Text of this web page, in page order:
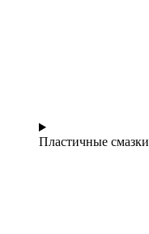
Пластичные смазки